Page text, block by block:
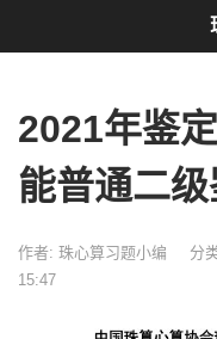
2021年鉴
能普通二
作者: 珠心算习题小编 分
15:47